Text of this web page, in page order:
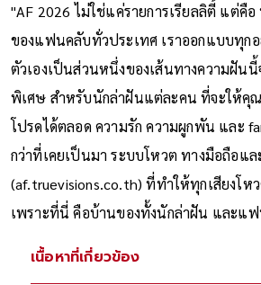
"AF 2026 ไม่ใช่แค่รายการเรียลลิตี้ แต่คื
ของแฟนคลับทั่วประเทศ เราออกแบบทุก
ตัวเองเป็นส่วนหนึ่งของเส้นทางความฝันนี้
พิเศษ สำหรับนักล่าฝันแต่ละคน ที่จะให้คุ
โปรดได้ตลอด ความรัก ความผูกพัน และ
กว่าที่เคยเป็นมา ระบบโหวต ทางมือถือแล
(af.truevisions.co.th) ที่ทำให้ทุกเสียงโ
เพราะที่นี่ คือบ้านของทั้งนักล่าฝัน และแ
เนื้อหาที่เกี่ยวข้อง